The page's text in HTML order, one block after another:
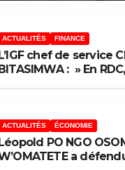
ACTUALITÉS FINANCE
chef de service
: » En
ACTUALITÉS ÉCONOMIE
PO NGO
a